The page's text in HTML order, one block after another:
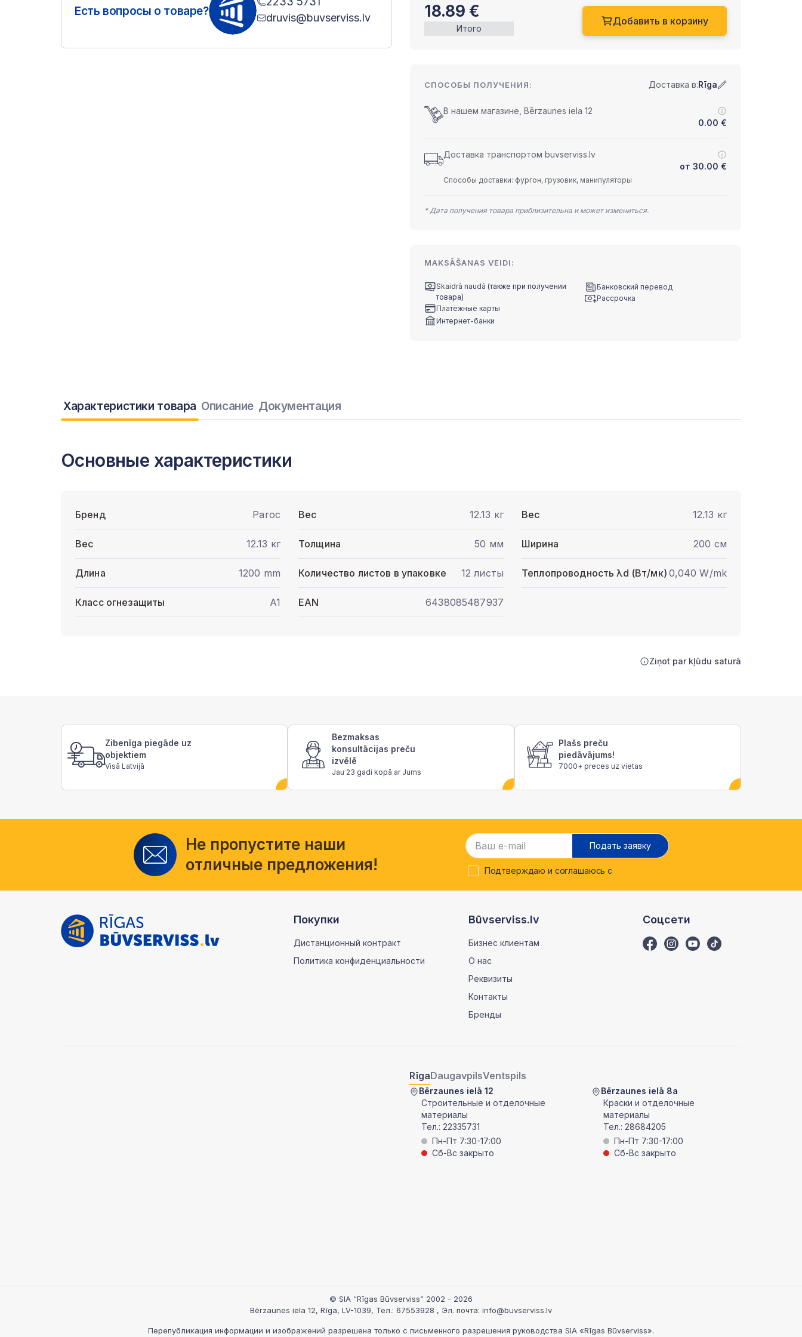
Есть вопросы о товаре?
druvis@buvserviss.lv
18.89 €
Итого
Добавить в корзину
СПОСОБЫ ПОЛУЧЕНИЯ: Доставка в:Rīga
В нашем магазине, Bērzaunes iela 12
0.00 €
Доставка транспортом buvserviss.lv
от 30.00 €
Способы доставки: фургон, грузовик, манипуляторы
* Дата получения товара приблизительна и может измениться.
MAKSĀŠANAS VEIDI:
Skaidrā naudā (также при получении
товара)
Платёжные карты
Интернет-банки
Банковский перевод
Рассрочка
Характеристики товара Описание Документация
Основные характеристики
Бренд Paroc Вес 12.13 кг Вес 12.13 кг
Вес 12.13 кг Толщина 50 мм Ширина 200 см
Длина 1200 mm Количество листов в упаковке 12 листы Теплопроводность λd (Вт/мк) 0,040 W/mk
Класс огнезащиты A1 EAN 6438085487937
Ziņot par kļūdu saturā
Zibenīga piegāde uz
objektiem
Visā Latvijā
Bezmaksas
konsultācijas preču
izvēlē
Jau 23 gadi kopā ar Jums
Plašs preču
piedāvājums!
7000+ preces uz vietas
Не пропустите наши
отличные предложения!
Подать заявку
Подтверждаю и соглашаюсь с
Покупки
Дистанционный контракт
Политика конфиденциальности
Būvserviss.lv
Бизнес клиентам
О нас
Реквизиты
Контакты
Бренды
Соцсети
RīgaDaugavpilsVentspils
Bērzaunes ielā 12
Строительные и отделочные
материалы
Тел.: 22335731
Пн-Пт 7:30-17:00
Сб-Вс закрыто
Bērzaunes ielā 8a
Краски и отделочные
материалы
Тел.: 28684205
Пн-Пт 7:30-17:00
Сб-Вс закрыто
© SIA “Rīgas Būvserviss” 2002 - 2026
Bērzaunes iela 12, Rīga, LV-1039, Тел.: 67553928 , Эл. почта: info@buvserviss.lv
Перепубликация информации и изображений разрешена только с письменного разрешения руководства SIA «Rīgas Būvserviss».